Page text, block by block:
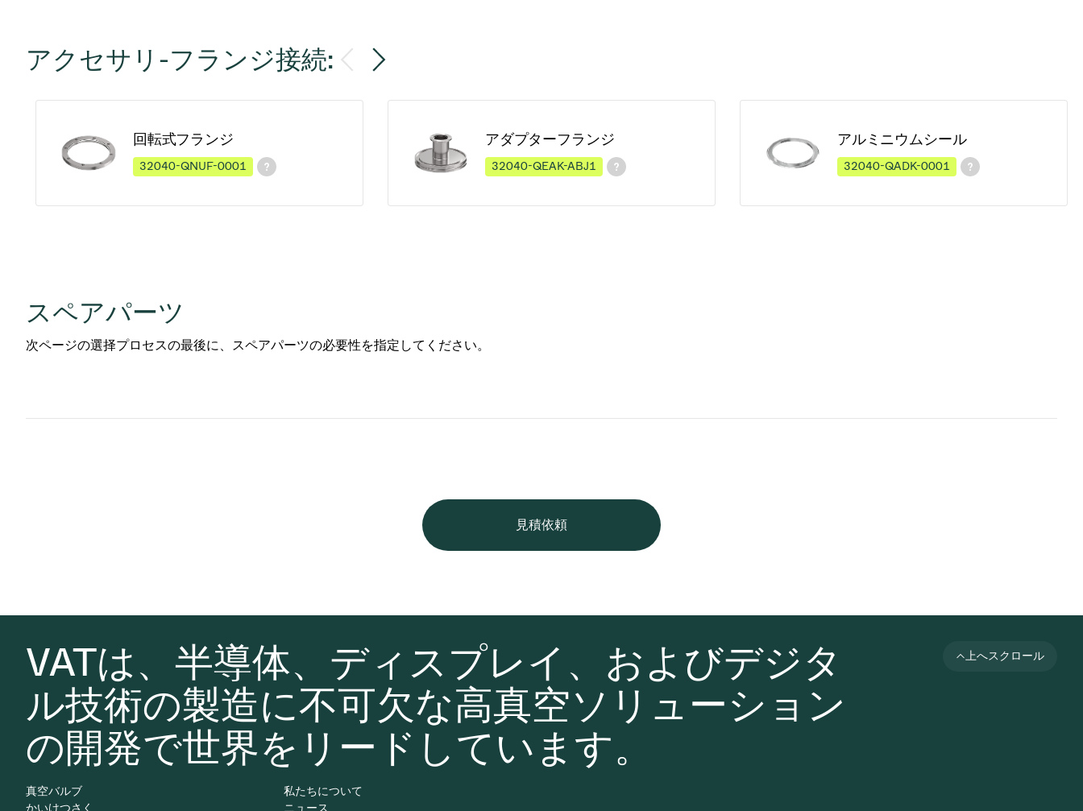
アクセサリ-フランジ接続:
回転式フランジ
32040-QNUF-0001
アダプターフランジ
32040-QEAK-ABJ1
アルミニウムシール
32040-QADK-0001
スペアパーツ
次ページの選择プロセスの最後に、スペアパーツの必要性を指定してください。
見積依頼
VATは、半導体、ディスプレイ、およびデジタ
ル技術の製造に不可欠な高真空ソリューション
の開発で世界をリードしています。
上へスクロール
真空バルブ
かいけつさく
私たちについて
ニュース